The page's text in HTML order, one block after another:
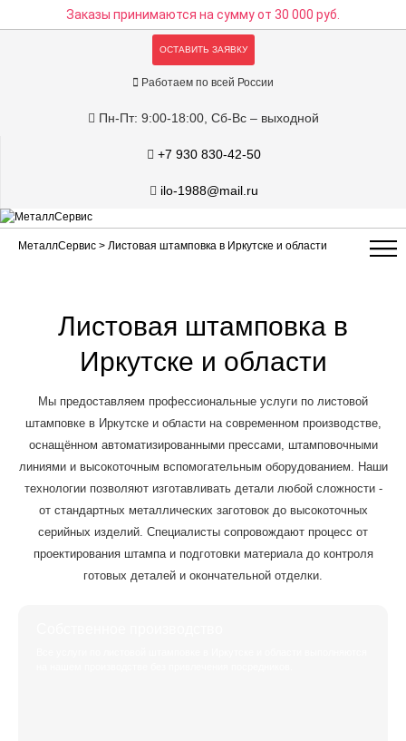
Заказы принимаются на суммуот 30 000 руб.
ОСТАВИТЬ ЗАЯВКУ
Работаем по всей России
Пн-Пт: 9:00-18:00, Сб-Вс – выходной
+7 930 830-42-50
ilo-1988@mail.ru
МеталлСервис > Листовая штамповка в Иркутске и области
Листовая штамповка в
Иркутске и области
Мы предоставляем профессиональные услуги по листовой
штамповке в Иркутске и области на современном производстве,
оснащённом автоматизированными прессами, штамповочными
линиями и высокоточным вспомогательным оборудованием. Наши
технологии позволяют изготавливать детали любой сложности -
от стандартных металлических заготовок до высокоточных
серийных изделий. Специалисты сопровождают процесс от
проектирования штампа и подготовки материала до контроля
готовых деталей и окончательной отделки.